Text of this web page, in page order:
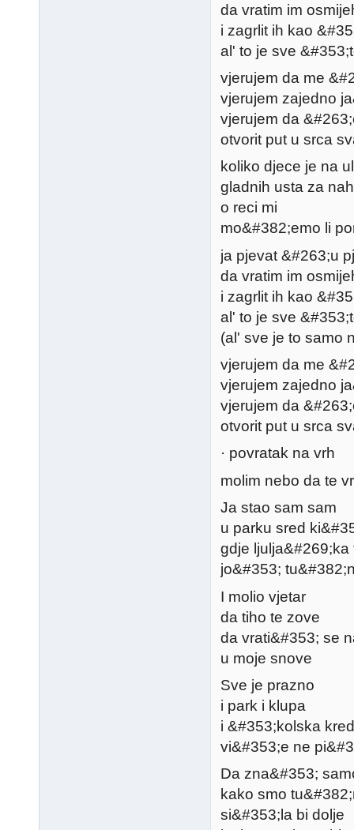
da vratim im
i zagrlit ih kao
al' to je sve
vjerujem da me
vjerujem zajedno
vjerujem da
otvorit put u srca
koliko djece je na
gladnih usta za
o reci mi
mo&#382;emo li
ja pjevat &#263;u
da vratim im
i zagrlit ih kao
al' to je sve
(al' sve je to samo
vjerujem da me
vjerujem zajedno
vjerujem da
otvorit put u srca
· povratak na vrh
molim nebo da te
Ja stao sam sam
u parku sred
gdje ljulja&#269;ka
jo&#353;
I molio vjetar
da tiho te zove
da vrati&#353; se
u moje snove
Sve je prazno
i park i klupa
i &#353;kolska
vi&#353;e ne
Da zna&#353;
kako smo
si&#353;la bi dolje